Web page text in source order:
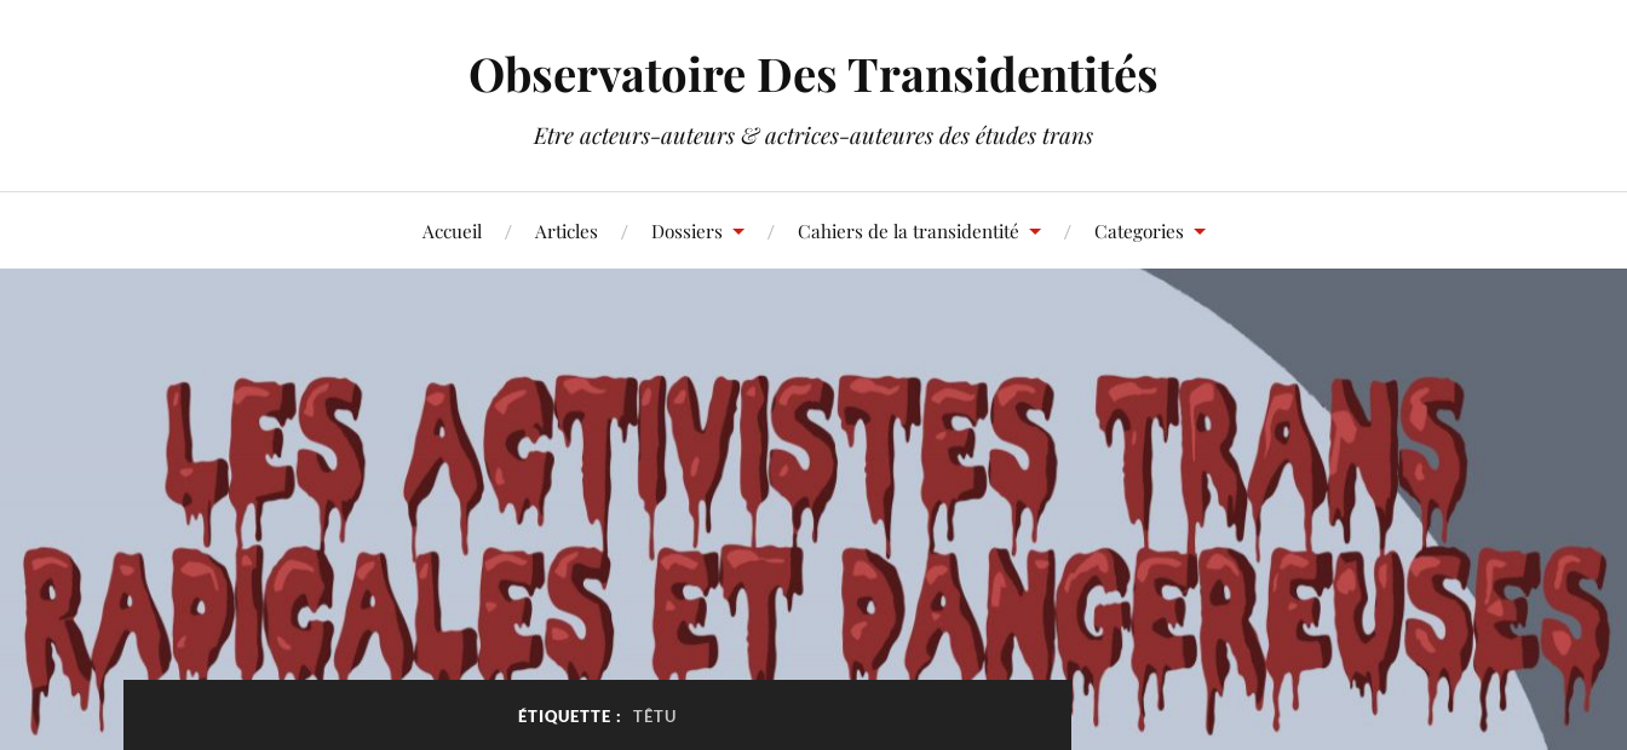
Observatoire Des Transidentités
Etre acteurs-auteurs & actrices-auteures des études trans
Accueil Articles Dossiers Cahiers de la transidentité Categories
ÉTIQUETTE : TÊTU